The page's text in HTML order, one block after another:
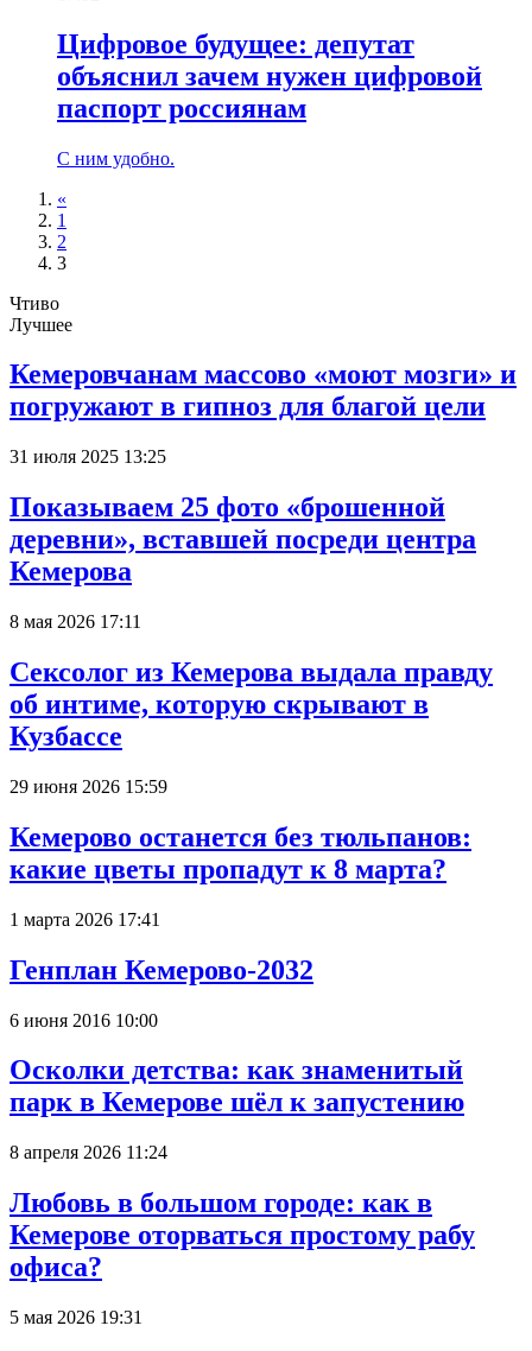
Цифровое будущее: депутат
объяснил зачем нужен цифровой
паспорт россиянам
С ним удобно.
«
1
2
3
Чтиво
Лучшее
Кемеровчанам массово «моют мозги» и
погружают в гипноз для благой цели
31 июля 2025 13:25
Показываем 25 фото «брошенной
деревни», вставшей посреди центра
Кемерова
8 мая 2026 17:11
Сексолог из Кемерова выдала правду
об интиме, которую скрывают в
Кузбассе
29 июня 2026 15:59
Кемерово останется без тюльпанов:
какие цветы пропадут к 8 марта?
1 марта 2026 17:41
Генплан Кемерово-2032
6 июня 2016 10:00
Осколки детства: как знаменитый
парк в Кемерове шёл к запустению
8 апреля 2026 11:24
Любовь в большом городе: как в
Кемерове оторваться простому рабу
офиса?
5 мая 2026 19:31